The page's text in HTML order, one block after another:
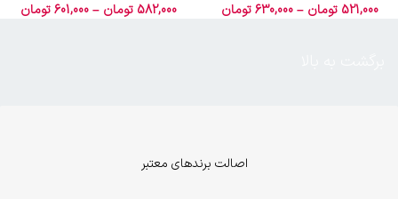
521,000 تومان –
630,000تومان
582,000 تومان –
601,000 تومان
اصالت برندهای معتبر